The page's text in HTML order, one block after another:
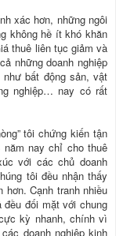
xác hơn, những ngôi
không hề ít khó khăn
thuê liên tục giảm và
những doanh nghiệp
bất động sản, vật
nghiệp… nay có rất
tôi chứng kiến tận
nay chỉ cho thuê
với các chủ doanh
tôi đều nhận thấy
Cạnh tranh nhiều
đối mặt với chung
kỳ nhanh, chính vì
doanh nghiệp kinh